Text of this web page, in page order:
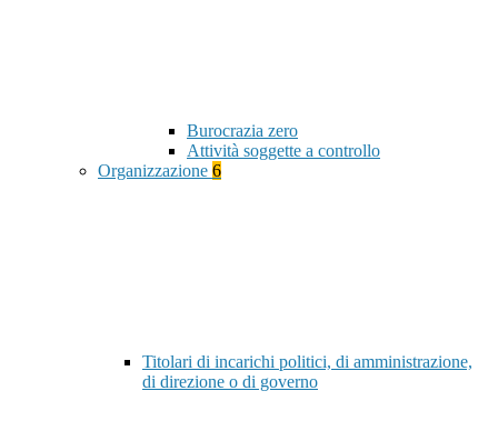
Burocrazia zero
Attività soggette a controllo
Organizzazione 6
Titolari di incarichi politici, di amministrazione,
di direzione o di governo